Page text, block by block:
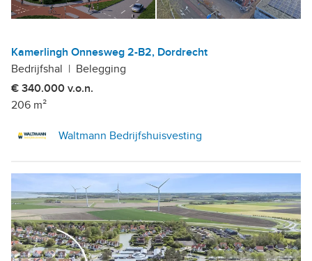
Kamerlingh Onnesweg 2-B2, Dordrecht
Bedrijfshal | Belegging
€ 340.000 v.o.n.
206 m²
Waltmann Bedrijfshuisvesting